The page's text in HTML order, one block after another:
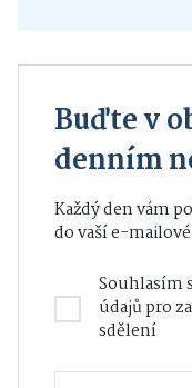
Buďte v
denním
Každý den vám
do vaší e-
Souhlasím
údajůpro
sdělení